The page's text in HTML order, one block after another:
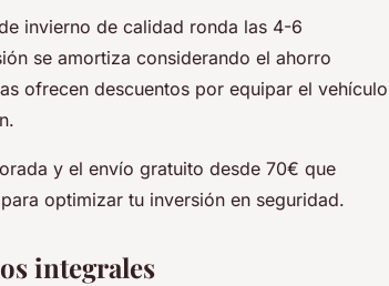
invierno de calidad ronda las 4-6
se amortiza considerando el ahorro
ofrecen descuentos por equipar el vehículo
y el envío gratuito desde 70€ que
optimizar tu inversión en seguridad.
integrales